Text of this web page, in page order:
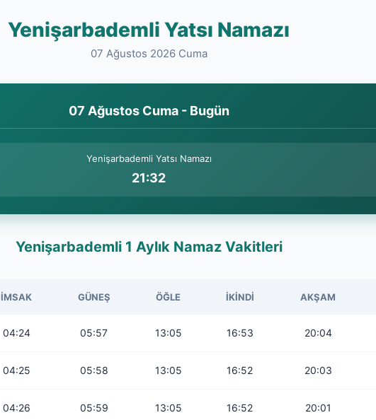
Yenişarbademli Yatsı Namazı
07 Ağustos 2026 Cuma
07 Ağustos Cuma - Bugün
Yenişarbademli Yatsı Namazı
21:32
Yenişarbademli 1 Aylık Namaz Vakitleri
İMSAK GÜNEŞ ÖĞLE İKINDI AKŞAM
04:24 05:57 13:05 16:53 20:04
04:25 05:58 13:05 16:52 20:03
04:26 05:59 13:05 16:52 20:01